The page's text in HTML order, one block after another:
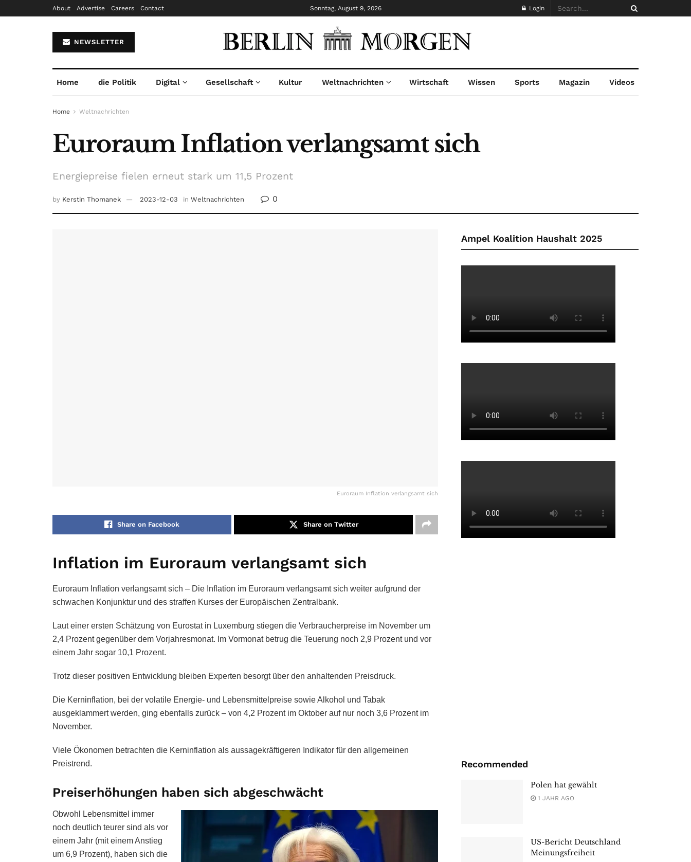
About Advertise Careers Contact Sonntag, August 9, 2026 Login
NEWSLETTER
Home die Politik Digital Gesellschaft Kultur Weltnachrichten Wirtschaft Wissen Sports Magazin Videos
Home Weltnachrichten
Euroraum Inflation verlangsamt sich
Energiepreise fielen erneut stark um 11,5 Prozent
by Kerstin Thomanek 2023-12-03 in Weltnachrichten 0
Euroraum Inflation verlangsamt sich
Share on Facebook Share on Twitter
Inflation im Euroraum verlangsamt sich
Euroraum Inflation verlangsamt sich – Die Inflation im Euroraum verlangsamt sich weiter aufgrund der
schwachen Konjunktur und des straffen Kurses der Europäischen Zentralbank.
Laut einer ersten Schätzung von Eurostat in Luxemburg stiegen die Verbraucherpreise im November um
2,4 Prozent gegenüber dem Vorjahresmonat. Im Vormonat betrug die Teuerung noch 2,9 Prozent und vor
einem Jahr sogar 10,1 Prozent.
Trotz dieser positiven Entwicklung bleiben Experten besorgt über den anhaltenden Preisdruck.
Die Kerninflation, bei der volatile Energie- und Lebensmittelpreise sowie Alkohol und Tabak
ausgeklammert werden, ging ebenfalls zurück – von 4,2 Prozent im Oktober auf nur noch 3,6 Prozent im
November.
Viele Ökonomen betrachten die Kerninflation als aussagekräftigeren Indikator für den allgemeinen
Preistrend.
Preiserhöhungen haben sich abgeschwächt
Obwohl Lebensmittel immer
noch deutlich teurer sind als vor
einem Jahr (mit einem Anstieg
um 6,9 Prozent), haben sich die
Ampel Koalition Haushalt 2025
Recommended
Polen hat gewählt
1 JAHR AGO
US-Bericht Deutschland
Meinungsfreiheit